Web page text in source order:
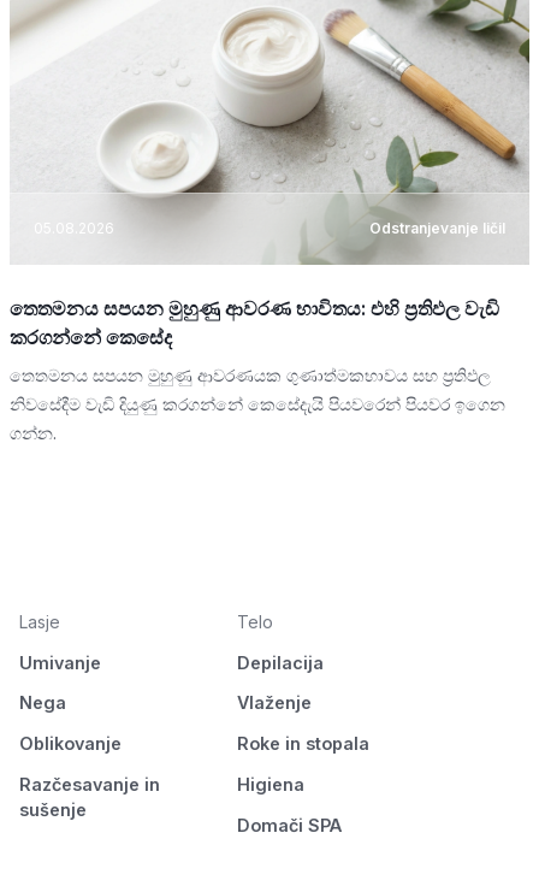
05.08.2026 Odstranjevanje ličil
තෙතමනය සපයන මුහුණු ආවරණ භාවිතය: එහි ප්‍රතිඵල වැඩි
කරගන්නේ කෙසේද
තෙතමනය සපයන මුහුණු ආවරණයක ගුණාත්මකභාවය සහ ප්‍රතිඵල
නිවසේදීම වැඩි දියුණු කරගන්නේ කෙසේදැයි පියවරෙන් පියවර ඉගෙන
ගන්න.
Lasje
Umivanje
Nega
Oblikovanje
Razčesavanje in
sušenje
Telo
Depilacija
Vlaženje
Roke in stopala
Higiena
Domači SPA